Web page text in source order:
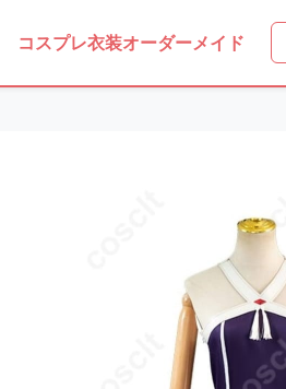
コスプレ衣装オーダーメイド